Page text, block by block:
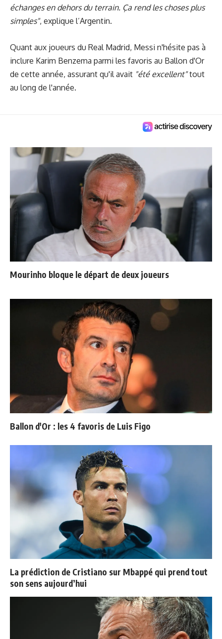
échanges en dehors du terrain. Ça rend les choses plus
simples", explique l’Argentin.
Quant aux joueurs du Real Madrid, Messi n'hésite pas à
inclure Karim Benzema parmi les favoris au Ballon d'Or
de cette année, assurant qu'il avait "été excellent"tout
au long de l'année.
Mourinho bloque le départ de deux joueurs
Ballon d'Or : les 4 favoris de Luis Figo
La prédiction de Cristiano sur Mbappé qui prend tout
son sens aujourd’hui